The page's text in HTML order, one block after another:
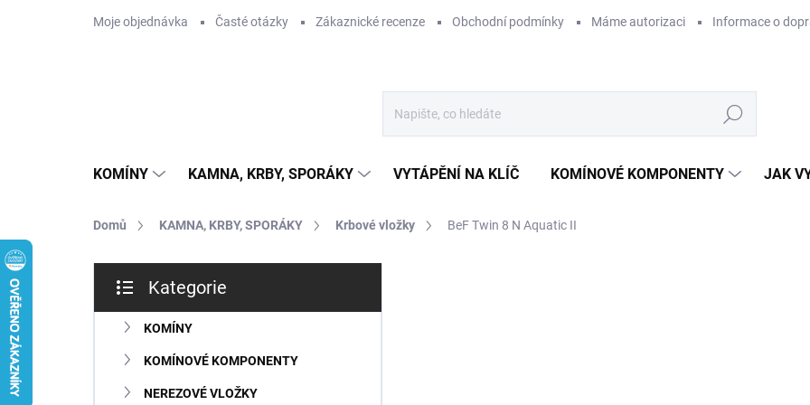
Moje objednávka Časté otázky Zákaznické recenze Obchodní podmínky Máme autorizaci Informace o
Hledat
KOMÍNY KAMNA, KRBY, SPORÁKY VYTÁPĚNÍ NA KLÍČ KOMÍNOVÉ KOMPONENTY JAK
Domů KAMNA, KRBY, SPORÁKY Krbové vložky BeF Twin 8 N Aquatic II
s
kategorie
Kategorie
KOMÍNY
KOMÍNOVÉ KOMPONENTY
NEREZOVÉ VLOŽKY